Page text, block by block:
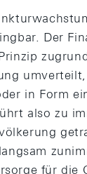
Der
in Form
also zu
für die